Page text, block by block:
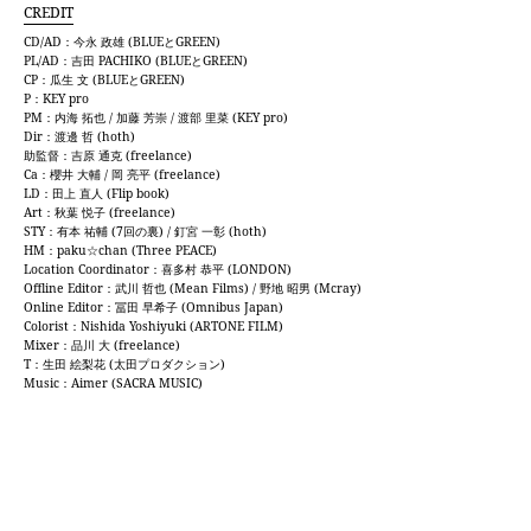
CREDIT
CD/AD：今永 政雄 (BLUEとGREEN)
PL/AD：吉田 PACHIKO (BLUEとGREEN)
CP：瓜生 文 (BLUEとGREEN)
P：KEY pro
PM：内海 拓也 / 加藤 芳崇 / 渡部 里菜 (KEY pro)
Dir：渡邊 哲 (hoth)
助監督：吉原 通克 (freelance)
Ca：櫻井 大輔 / 岡 亮平 (freelance)
LD：田上 直人 (Flip book)
Art：秋葉 悦子 (freelance)
STY：有本 祐輔 (7回の裏) / 釘宮 一彰 (hoth)
HM：paku☆chan (Three PEACE)
Location Coordinator：喜多村 恭平 (LONDON)
Offline Editor：武川 哲也 (Mean Films) / 野地 昭男 (Mcray)
Online Editor：冨田 早希子 (Omnibus Japan)
Colorist：Nishida Yoshiyuki (ARTONE FILM)
Mixer：品川 大 (freelance)
T：生田 絵梨花 (太田プロダクション)
Music：Aimer (SACRA MUSIC)